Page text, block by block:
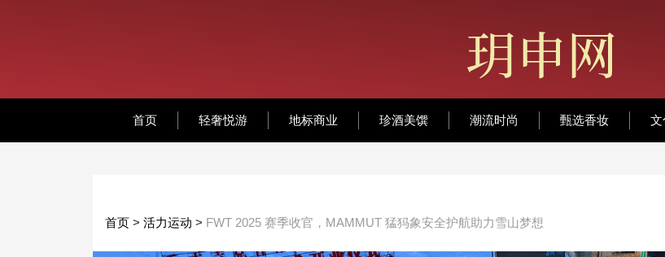
首页 轻奢悦游 地标商业 珍酒美馔 潮流时尚 甄选香妆 文
首页 > 活力运动 > FWT 2025 赛季收官，MAMMUT 猛犸象安全护航助力雪山梦想